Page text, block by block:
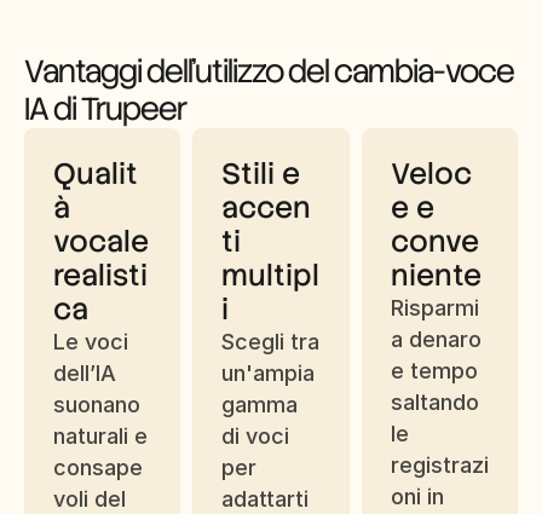
Vantaggi dell'utilizzo del cambia-voce
IA di Trupeer
Qualit
à
vocale
realisti
ca
Le voci
dell’IA
suonano
naturali e
consape
voli del
Stili e
accen
ti
multipl
i
Scegli tra
un'ampia
gamma
di voci
per
adattarti
Veloc
e e
conve
niente
Risparmi
a denaro
e tempo
saltando
le
registrazi
oni in